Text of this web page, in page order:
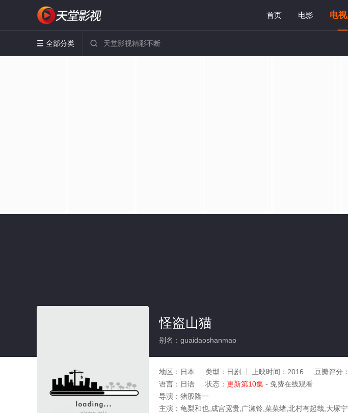
首页 电影 电视
 全部分类 
怪盗山猫
别名：guaidaoshanmao
地区： 日本 类型： 日剧 上映时间： 2016 豆瓣评分：
语言： 日语 状态： 更新第10集 - 免费在线观看
导演： 猪股隆一
主演： 龟梨和也,成宫宽贵,广濑铃,菜菜绪,北村有起哉,大塚